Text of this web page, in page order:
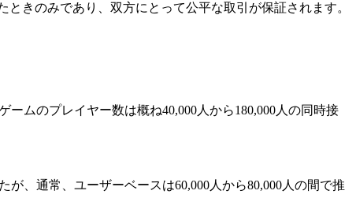
きのみであり、双方にとって公平な取引が保証されます。
ムのプレイヤー数は概ね40,000人から180,000人の同時接
が、通常、ユーザーベースは60,000人から80,000人の間で推